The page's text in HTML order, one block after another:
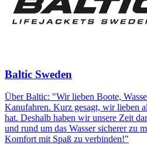
Baltic Sweden
Über Baltic: "Wir lieben Boote,
Kanufahren. Kurz gesagt, wir lieben
hat. Deshalb haben wir unsere Zeit
und rund um das Wasser sicherer zu
Komfort mit Spaß zu verbinden!"